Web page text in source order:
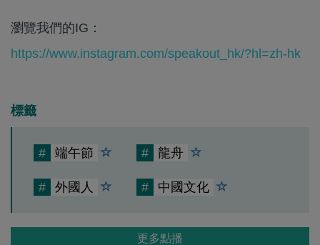
瀏覽我們的IG：
https://www.instagram.com/speakout_hk/?hl=zh-hk
標籤
# 端午節 # 龍舟
# 外國人 # 中國文化
更多點播